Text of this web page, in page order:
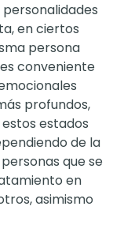
personalidades
en ciertos
persona
conveniente
profundos,
estados
de la
que se
en
asimismo